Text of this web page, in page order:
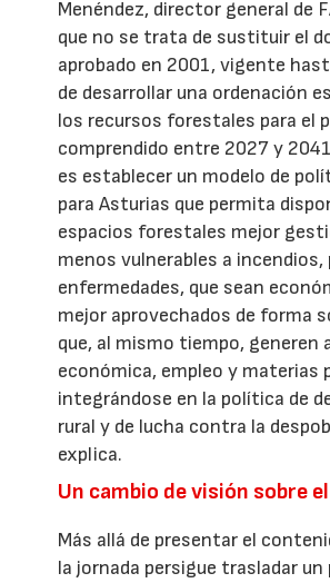
Menéndez, director general de
que no se trata de sustituir el
aprobado en 2001, vigente
de desarrollar una ordenación
los recursos forestales para el
comprendido entre 2027 y
es establecer un modelo de
para Asturias que permita
espacios forestales mejor
menos vulnerables a incendios,
enfermedades, que sean
mejor aprovechados de forma
que, al mismo tiempo, generen
económica, empleo y materias
integrándose en la política de
rural y de lucha contra la
explica.
Un cambio de visión sobre
Más allá de presentar el
la jornada persigue trasladar